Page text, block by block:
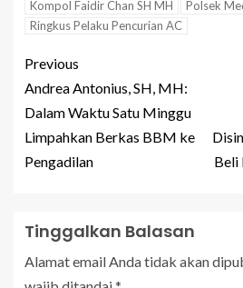
Kompol Faidir Chan SH MH
Polsek
Ringkus Pelaku Pencurian AC
Previous
Andrea Antonius, SH, MH:
Dalam Waktu Satu Minggu
Limpahkan Berkas BBM ke
Pengadilan
Beli
Tinggalkan Balasan
Alamat email Anda tidak akan